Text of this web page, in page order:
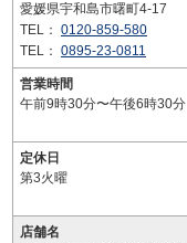
愛媛県宇和島市曙町4-17
TEL： 0120-859-580
TEL： 0895-23-0811
営業時間
午前9時30分〜午後6時30分
定休日
第3火曜
店舗名